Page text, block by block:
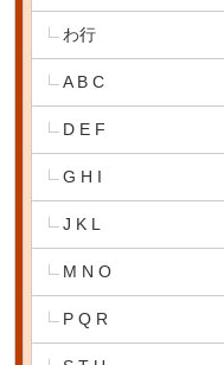
わ行
A B C
D E F
G H I
J K L
M N O
P Q R